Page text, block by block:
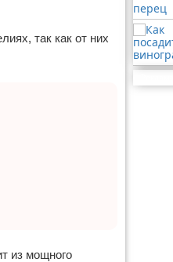
так как от них
из мощного